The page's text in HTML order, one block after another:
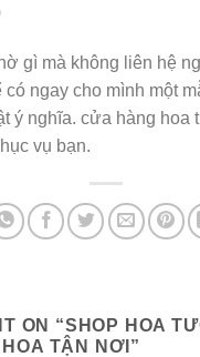
gì mà không liên hệ
ngay cho mình một
ý nghĩa. cửa hàng hoa
vụ bạn.
ON “SHOP HOA
TẬN NƠI ”